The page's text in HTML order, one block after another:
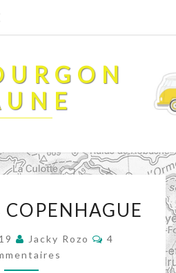
À
COPENHAGUE
COPENHAGUE
Jacky Rozo
4